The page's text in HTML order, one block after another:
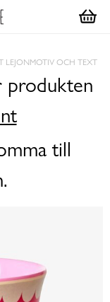
LEJONMOTIV OCH TEXT
produkten
till